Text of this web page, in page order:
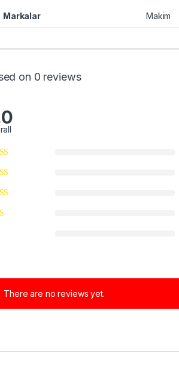
Markalar Makim
on 0 reviews
There are no reviews yet.